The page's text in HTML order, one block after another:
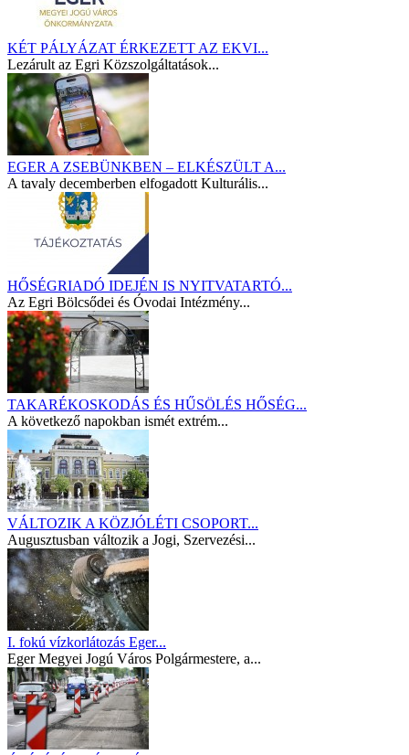
KÉT PÁLYÁZAT ÉRKEZETT AZ EKVI...
Lezárult az Egri Közszolgáltatások...
EGER A ZSEBÜNKBEN – ELKÉSZÜLT A...
A tavaly decemberben elfogadott Kulturális...
HŐSÉGRIADÓ IDEJÉN IS NYITVATARTÓ...
Az Egri Bölcsődei és Óvodai Intézmény...
TAKARÉKOSKODÁS ÉS HŰSÖLÉS HŐSÉG...
A következő napokban ismét extrém...
VÁLTOZIK A KÖZJÓLÉTI CSOPORT...
Augusztusban változik a Jogi, Szervezési...
I. fokú vízkorlátozás Eger...
Eger Megyei Jogú Város Polgármestere, a...